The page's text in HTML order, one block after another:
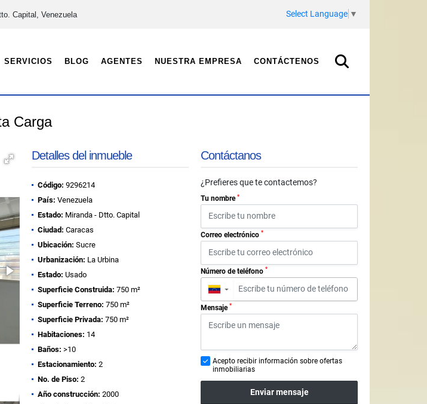
Capital, Venezuela Select Language ▼
SERVICIOS BLOG AGENTES NUESTRA EMPRESA CONTÁCTENOS
Carga
Detalles del inmueble
Código: 9296214
País: Venezuela
Estado: Miranda - Dtto. Capital
Ciudad: Caracas
Ubicación: Sucre
Urbanización: La Urbina
Estado: Usado
Superficie Construida: 750 m²
Superficie Terreno: 750 m²
Superficie Privada: 750 m²
Habitaciones: 14
Baños: >10
Estacionamiento: 2
No. de Piso: 2
Año construcción: 2000
Contáctanos
¿Prefieres que te contactemos?
Tu nombre *
Correo electrónico *
Número de teléfono *
▼
Mensaje *
Acepto recibir información sobre ofertas
inmobiliarias
Enviar mensaje